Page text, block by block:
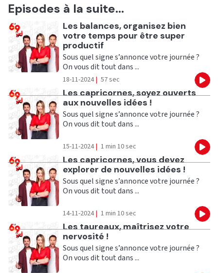
Episodes à la suite...
Ecouter
Les balances, organisez bien
votre temps pour être super
productif
Sous quel signe s’annonce votre journée ?
On vous dit tout dans ...
18-11-2024 | 57 sec
Ecouter
Les capricornes, soyez ouverts
aux nouvelles idées !
Sous quel signe s’annonce votre journée ?
On vous dit tout dans ...
15-11-2024 | 1 min 10 sec
Ecouter
Les capricornes, vous devez
explorer de nouvelles idées !
Sous quel signe s’annonce votre journée ?
On vous dit tout dans ...
14-11-2024 | 1 min 10 sec
Ecouter
Les taureaux, maîtrisez votre
nervosité !
Sous quel signe s’annonce votre journée ?
On vous dit tout dans ...